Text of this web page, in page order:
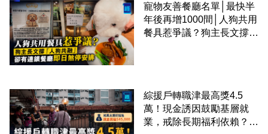
寵物友善餐廳名單│最快半
年後再增1000間│人狗共用
餐具惹爭議？狗主長文撐
綜援戶轉職津最高獎4.5
萬！現金誘因鼓勵基層就
業，戒除長期福利依賴？鄧